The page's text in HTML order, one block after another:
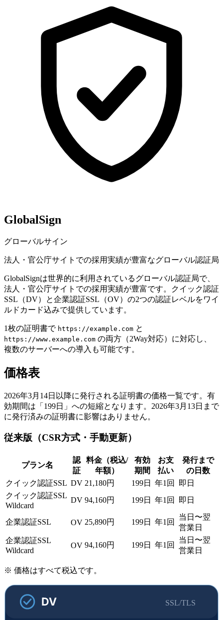
GlobalSign
グローバルサイン
法人・官公庁サイトでの採用実績が豊富なグローバル認証局
GlobalSignは世界的に利用されているグローバル認証局で、
法人・官公庁サイトでの採用実績が豊富です。クイック認証
SSL（DV）と企業認証SSL（OV）の2つの認証レベルをワイ
ルドカード込みで提供しています。
1枚の証明書で https://example.com と
https://www.example.com の両方（2Way対応）に対応し、
複数のサーバーへの導入も可能です。
価格表
2026年3月14日以降に発行される証明書の価格一覧です。有
効期間は「199日」への短縮となります。2026年3月13日まで
に発行済みの証明書に影響はありません。
従来版（CSR方式・手動更新）
プラン名
認
証
料金（税込/
年額）
有効
期間
お支
払い
発行まで
の日数
クイック認証SSL DV 21,180円 199日 年1回
即日
クイック認証SSL
Wildcard
DV 94,160円 199日 年1回 即日
企業認証SSL OV 25,890円 199日 年1回
当日〜翌
営業日
企業認証SSL
Wildcard
OV 94,160円 199日 年1回
当日〜翌
営業日
※ 価格はすべて税込です。
DV SSL/TLS